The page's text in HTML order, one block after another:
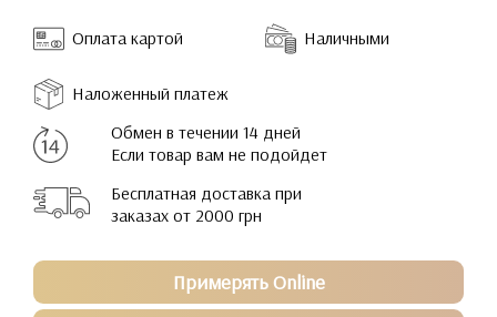
Оплата картой Наличными
Наложенный платеж
Обмен в течении 14 дней
Если товар вам не подойдет
Бесплатная доставка при
заказах от 2000 грн
Примерять Online